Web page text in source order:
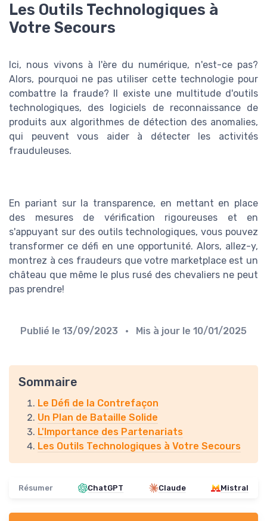
Les Outils Technologiques à
Votre Secours
Ici, nous vivons à l'ère du numérique, n'est-ce pas?
Alors, pourquoi ne pas utiliser cette technologie pour
combattre la fraude? Il existe une multitude d'outils
technologiques, des logiciels de reconnaissance de
produits aux algorithmes de détection des anomalies,
qui peuvent vous aider à détecter les activités
frauduleuses.
En pariant sur la transparence, en mettant en place
des mesures de vérification rigoureuses et en
s'appuyant sur des outils technologiques, vous pouvez
transformer ce défi en une opportunité. Alors, allez-y,
montrez à ces fraudeurs que votre marketplace est un
château que même le plus rusé des chevaliers ne peut
pas prendre!
Publié le 13/09/2023 • Mis à jour le 10/01/2025
Sommaire
Le Défi de la Contrefaçon
Un Plan de Bataille Solide
L'Importance des Partenariats
Les Outils Technologiques à Votre Secours
Résumer ChatGPT Claude Mistral